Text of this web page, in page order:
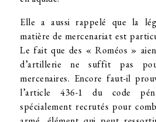
Elle a aussi rappelé que la
matière de mercenariat est
Le fait que des « Roméos »
d’artillerie ne suffit pas
mercenaires. Encore faut-il
l’article 436-1 du code
spécialement recrutés pour